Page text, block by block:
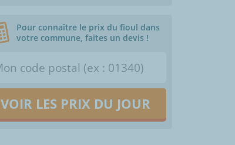
Pour connaître le prix du fioul dans
votre commune, faites un devis !
VOIR LES PRIX DU JOUR